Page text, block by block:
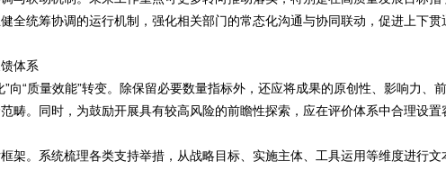
全统筹协调的运行机制，强化相关部门的常态化沟通与协同联动，促进上下贯
体系
向“质量效能”转变。除保留必要数量指标外，还应将成果的原创性、影响力、
畴。同时，为鼓励开展具有较高风险的前瞻性探索，应在评价体系中合理设置
架。系统梳理各类支持举措，从战略目标、实施主体、工具运用等维度进行文